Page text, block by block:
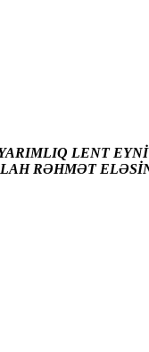
LENT
RƏHMƏT